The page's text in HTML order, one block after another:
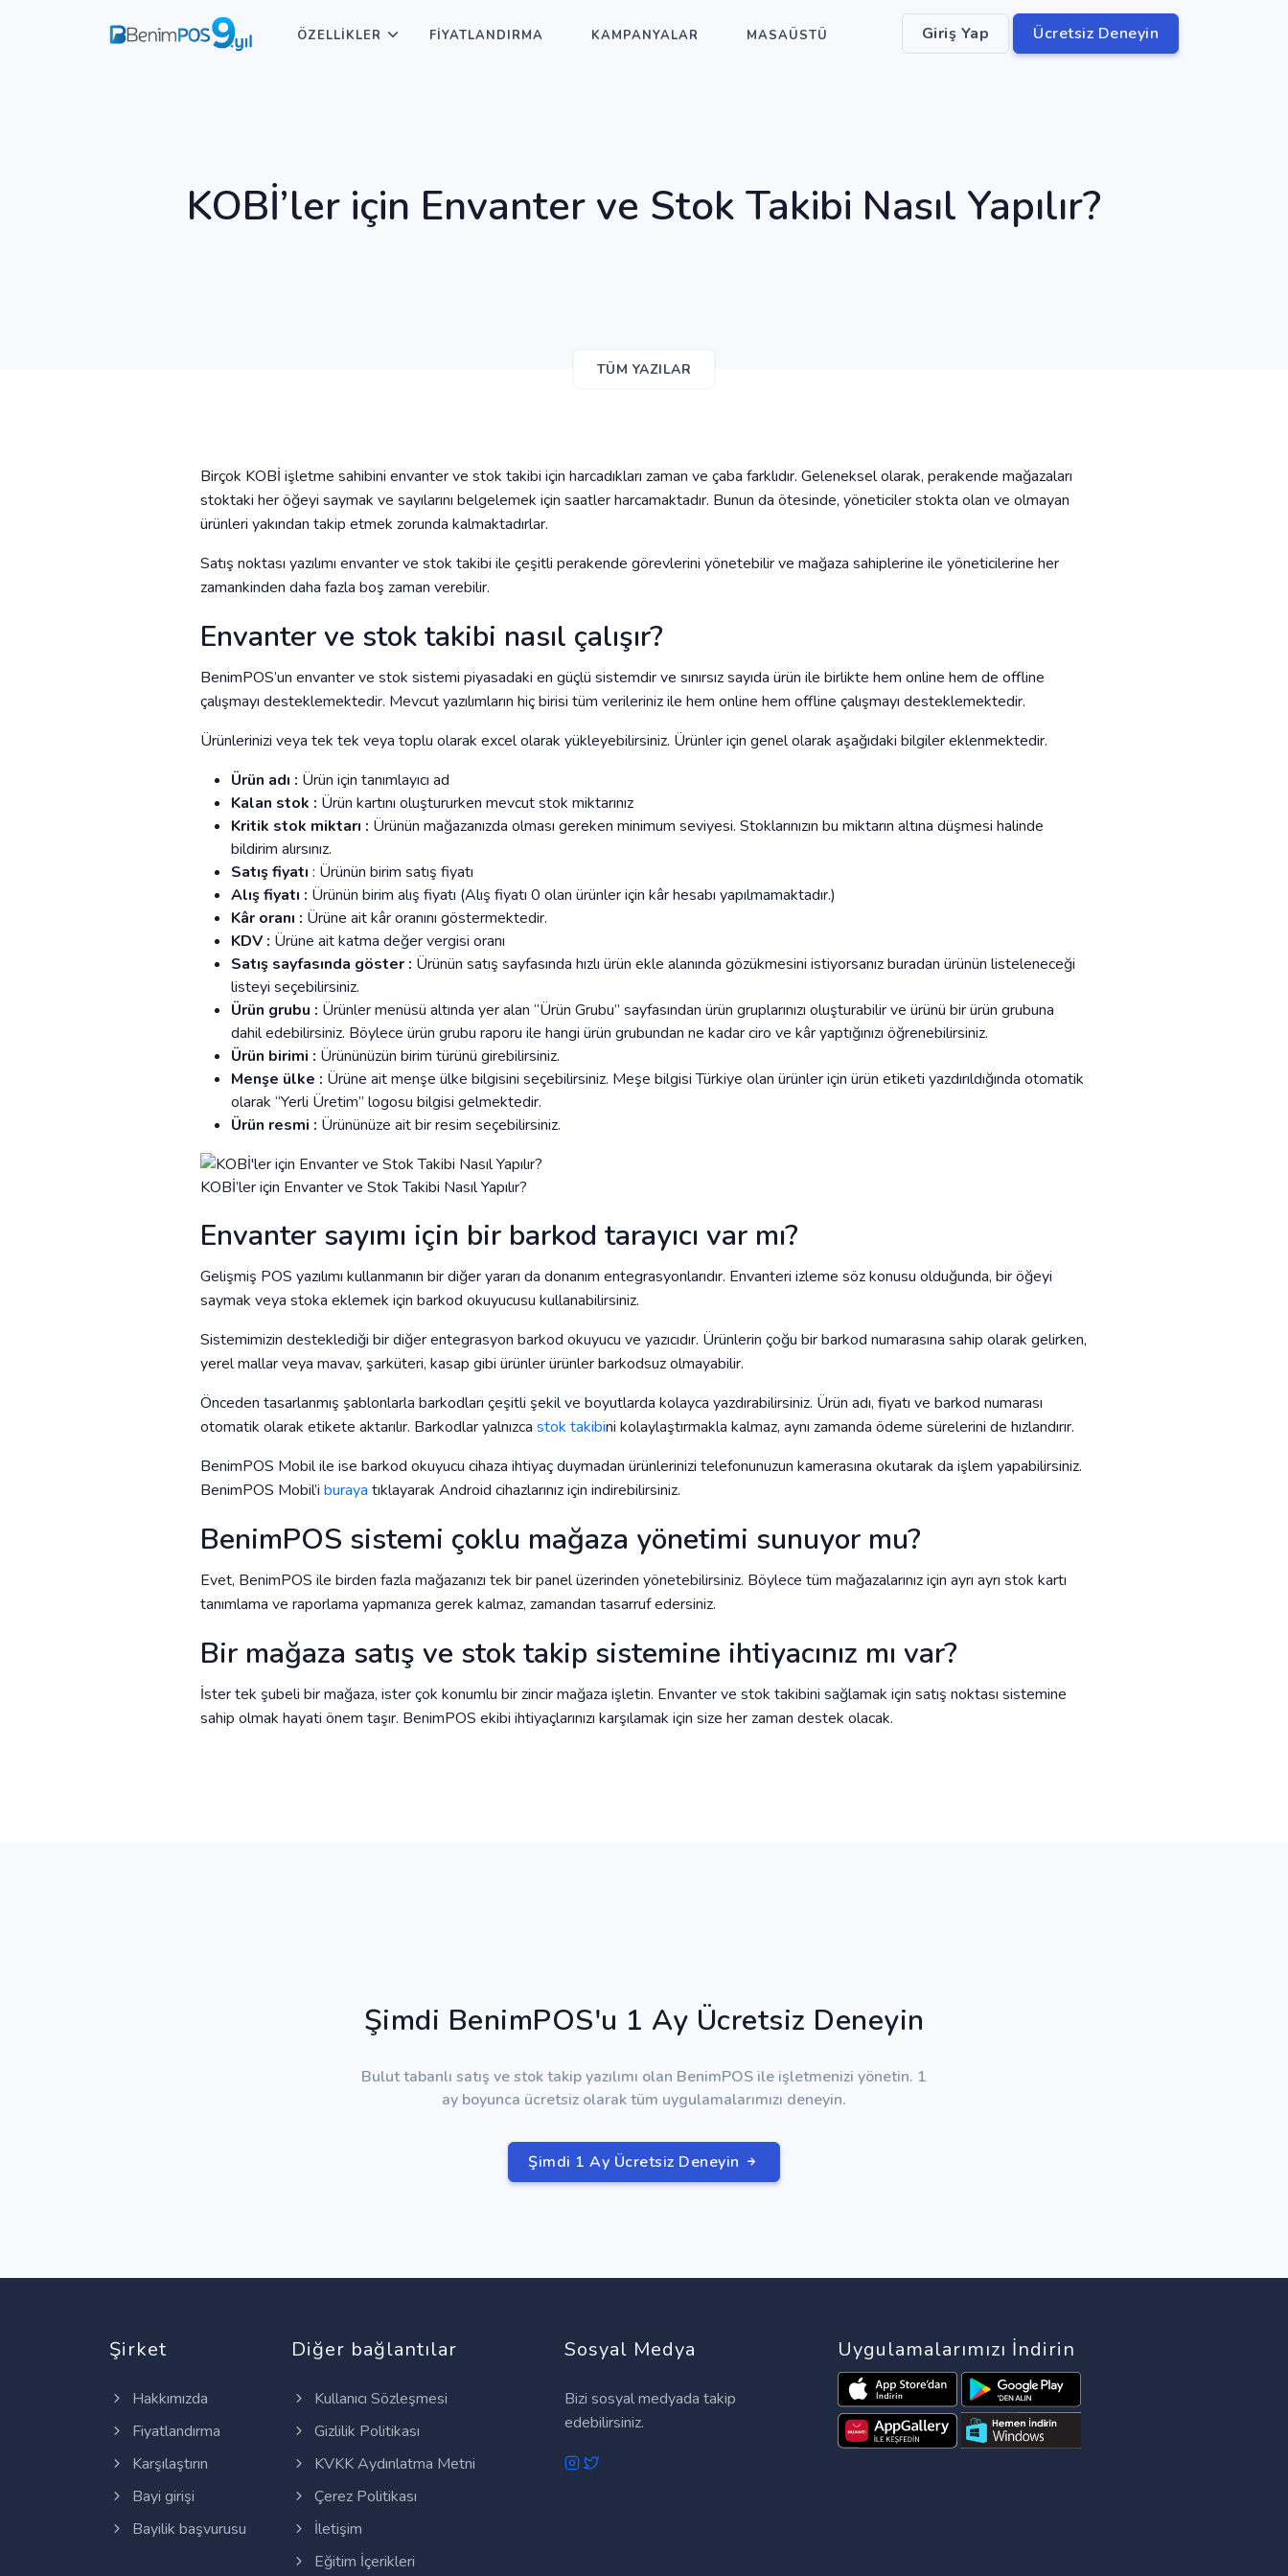
Giriş Yap Ücretsiz Deneyin
ÖZELLİKLER FİYATLANDIRMA KAMPANYALAR MASAÜSTÜ
KOBİ’ler için Envanter ve Stok Takibi Nasıl Yapılır?
TÜM YAZILAR
Birçok KOBİ işletme sahibini envanter ve stok takibi için harcadıkları zaman ve çaba farklıdır. Geleneksel olarak, perakende mağazaları
stoktaki her öğeyi saymak ve sayılarını belgelemek için saatler harcamaktadır. Bunun da ötesinde, yöneticiler stokta olan ve olmayan
ürünleri yakından takip etmek zorunda kalmaktadırlar.
Satış noktası yazılımı envanter ve stok takibi ile çeşitli perakende görevlerini yönetebilir ve mağaza sahiplerine ile yöneticilerine her
zamankinden daha fazla boş zaman verebilir.
Envanter ve stok takibi nasıl çalışır?
BenimPOS’un envanter ve stok sistemi piyasadaki en güçlü sistemdir ve sınırsız sayıda ürün ile birlikte hem online hem de offline
çalışmayı desteklemektedir. Mevcut yazılımların hiç birisi tüm verileriniz ile hem online hem offline çalışmayı desteklemektedir.
Ürünlerinizi veya tek tek veya toplu olarak excel olarak yükleyebilirsiniz. Ürünler için genel olarak aşağıdaki bilgiler eklenmektedir.
Ürün adı : Ürün için tanımlayıcı ad
Kalan stok : Ürün kartını oluştururken mevcut stok miktarınız
Kritik stok miktarı : Ürünün mağazanızda olması gereken minimum seviyesi. Stoklarınızın bu miktarın altına düşmesi halinde
bildirim alırsınız.
Satış fiyatı : Ürünün birim satış fiyatı
Alış fiyatı : Ürünün birim alış fiyatı (Alış fiyatı 0 olan ürünler için kâr hesabı yapılmamaktadır.)
Kâr oranı : Ürüne ait kâr oranını göstermektedir.
KDV : Ürüne ait katma değer vergisi oranı
Satış sayfasında göster : Ürünün satış sayfasında hızlı ürün ekle alanında gözükmesini istiyorsanız buradan ürünün listeleneceği
listeyi seçebilirsiniz.
Ürün grubu : Ürünler menüsü altında yer alan “Ürün Grubu” sayfasından ürün gruplarınızı oluşturabilir ve ürünü bir ürün grubuna
dahil edebilirsiniz. Böylece ürün grubu raporu ile hangi ürün grubundan ne kadar ciro ve kâr yaptığınızı öğrenebilirsiniz.
Ürün birimi : Ürününüzün birim türünü girebilirsiniz.
Menşe ülke : Ürüne ait menşe ülke bilgisini seçebilirsiniz. Meşe bilgisi Türkiye olan ürünler için ürün etiketi yazdırıldığında otomatik
olarak “Yerli Üretim” logosu bilgisi gelmektedir.
Ürün resmi : Ürününüze ait bir resim seçebilirsiniz.
KOBİ’ler için Envanter ve Stok Takibi Nasıl Yapılır?
Envanter sayımı için bir barkod tarayıcı var mı?
Gelişmiş POS yazılımı kullanmanın bir diğer yararı da donanım entegrasyonlarıdır. Envanteri izleme söz konusu olduğunda, bir öğeyi
saymak veya stoka eklemek için barkod okuyucusu kullanabilirsiniz.
Sistemimizin desteklediği bir diğer entegrasyon barkod okuyucu ve yazıcıdır. Ürünlerin çoğu bir barkod numarasına sahip olarak gelirken,
yerel mallar veya mavav, şarküteri, kasap gibi ürünler ürünler barkodsuz olmayabilir.
Önceden tasarlanmış şablonlarla barkodları çeşitli şekil ve boyutlarda kolayca yazdırabilirsiniz. Ürün adı, fiyatı ve barkod numarası
otomatik olarak etikete aktarılır. Barkodlar yalnızca stok takibini kolaylaştırmakla kalmaz, aynı zamanda ödeme sürelerini de hızlandırır.
BenimPOS Mobil ile ise barkod okuyucu cihaza ihtiyaç duymadan ürünlerinizi telefonunuzun kamerasına okutarak da işlem yapabilirsiniz.
BenimPOS Mobil’i buraya tıklayarak Android cihazlarınız için indirebilirsiniz.
BenimPOS sistemi çoklu mağaza yönetimi sunuyor mu?
Evet, BenimPOS ile birden fazla mağazanızı tek bir panel üzerinden yönetebilirsiniz. Böylece tüm mağazalarınız için ayrı ayrı stok kartı
tanımlama ve raporlama yapmanıza gerek kalmaz, zamandan tasarruf edersiniz.
Bir mağaza satış ve stok takip sistemine ihtiyacınız mı var?
İster tek şubeli bir mağaza, ister çok konumlu bir zincir mağaza işletin. Envanter ve stok takibini sağlamak için satış noktası sistemine
sahip olmak hayati önem taşır. BenimPOS ekibi ihtiyaçlarınızı karşılamak için size her zaman destek olacak.
Şimdi BenimPOS'u 1 Ay Ücretsiz Deneyin
Bulut tabanlı satış ve stok takip yazılımı olan BenimPOS ile işletmenizi yönetin. 1
ay boyunca ücretsiz olarak tüm uygulamalarımızı deneyin.
Şimdi 1 Ay Ücretsiz Deneyin
Şirket
Hakkımızda
Fiyatlandırma
Karşılaştırın
Bayi girişi
Bayilik başvurusu
Diğer bağlantılar
Kullanıcı Sözleşmesi
Gizlilik Politikası
KVKK Aydınlatma Metni
Çerez Politikası
İletişim
Eğitim İçerikleri
Sosyal Medya
Bizi sosyal medyada takip
edebilirsiniz.
Uygulamalarımızı İndirin